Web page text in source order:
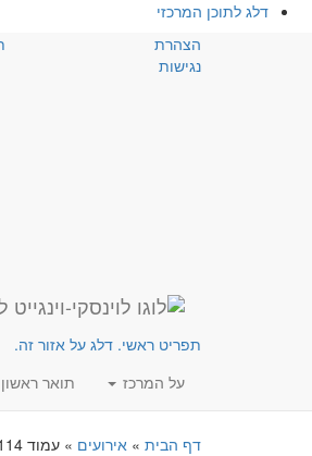
דלג לתוכן המרכזי
הצהרת
נגישות
תפריט ראשי. דלג על אזור זה.
על המרכז
תואר ראשון
דף הבית » אירועים » עמוד 114